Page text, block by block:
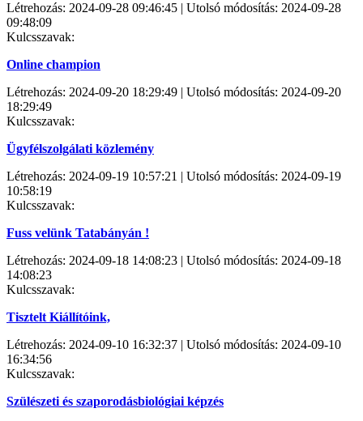
Létrehozás: 2024-09-28 09:46:45 | Utolsó módosítás: 2024-09-28
09:48:09
Kulcsszavak:
Online champion
Létrehozás: 2024-09-20 18:29:49 | Utolsó módosítás: 2024-09-20
18:29:49
Kulcsszavak:
Ügyfélszolgálati közlemény
Létrehozás: 2024-09-19 10:57:21 | Utolsó módosítás: 2024-09-19
10:58:19
Kulcsszavak:
Fuss velünk Tatabányán !
Létrehozás: 2024-09-18 14:08:23 | Utolsó módosítás: 2024-09-18
14:08:23
Kulcsszavak:
Tisztelt Kiállítóink,
Létrehozás: 2024-09-10 16:32:37 | Utolsó módosítás: 2024-09-10
16:34:56
Kulcsszavak:
Szülészeti és szaporodásbiológiai képzés